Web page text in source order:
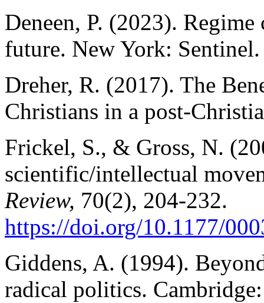
Deneen, P. (2023).
future. New York: Sentinel.
Dreher, R. (2017). The
Christians in a post-
Frickel, S., & Gross, N.
scientific/intellectual
Review, 70(2), 204-232.
https://doi.org/10.1177/
Giddens, A. (1994).
radical politics.